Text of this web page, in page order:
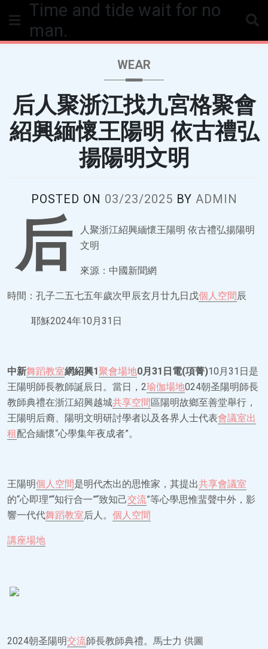
Time and tide wait for no
man.
WEAR
后人聚浙江找九宮格聚會
紹興緬懷王陽明 依古禮弘
揚陽明文明
POSTED ON 03/23/2025 BY ADMIN
后
人聚浙江紹興緬懷王陽明 依古禮弘揚陽明
文明
來源：中國新聞網
時間：孔子二五七五年歲次甲辰玄月廿九日戊個人空間辰
耶穌2024年10月31日
中新舞蹈教室網紹興1聚會場地0月31日電(項菁)10月31日是
王陽明師長教師誕辰日。當日，2瑜伽場地024朝圣陽明師長
教師典禮在浙江紹興越城共享空間區陽明故鄉至善堂舉行，
王陽明后裔、陽明文明研討學者以及各界人士代表會議室出
租配合緬懷“心學集年夜成者”。
王陽明個人空間是明代杰出的思惟家，其提出共享會議室
的“心即理”“知行合一”“致知己交流”等心學思惟蜚聲中外，影
響一代代舞蹈教室后人。 個人空間
講座場地
2024朝圣陽明交流師長教師典禮。馬士力 供圖